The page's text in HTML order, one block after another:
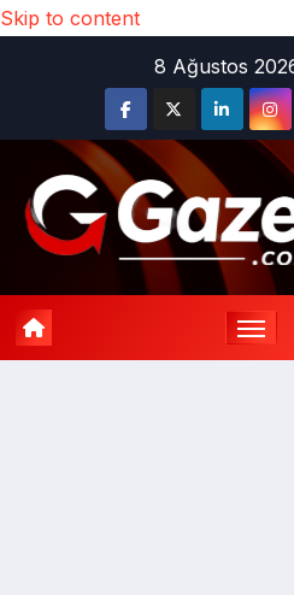
Skip to content
8 Ağustos